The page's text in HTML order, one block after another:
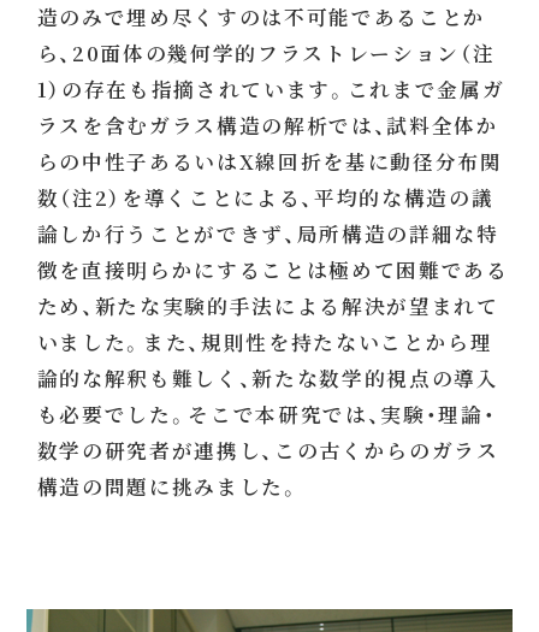
造のみで埋め尽くすのは不可能であることか
ら、20面体の幾何学的フラストレーション（注
1）の存在も指摘されています。これまで金属ガ
ラスを含むガラス構造の解析では、試料全体か
らの中性子あるいはX線回折を基に動径分布関
数（注2）を導くことによる、平均的な構造の議
論しか行うことができず、局所構造の詳細な特
徴を直接明らかにすることは極めて困難である
ため、新たな実験的手法による解決が望まれて
いました。また、規則性を持たないことから理
論的な解釈も難しく、新たな数学的視点の導入
も必要でした。そこで本研究では、実験・理論・
数学の研究者が連携し、この古くからのガラス
構造の問題に挑みました。